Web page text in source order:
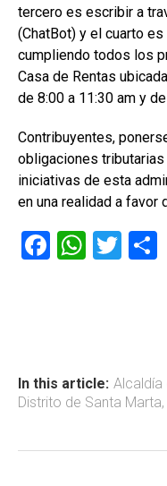
tercero es escribir a
(ChatBot) y el cuarto
cumpliendo todos los
Casa de Rentas
de 8:00 a 11:30 am y
Contribuyentes,
obligaciones
iniciativas de esta
en una realidad a favor
F
ok
W
p
p
T
In this article: Alcaldía
Distrito de Santa Marta,